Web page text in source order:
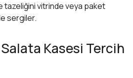
tazeliğini vitrinde veya paket
sergiler.
Kasesi Tercih